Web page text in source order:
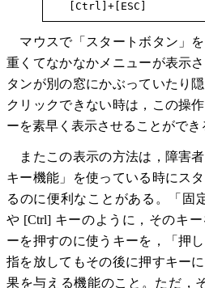
マウスで「スタートボタン」
重くてなかなかメニューが表示
タンが別の窓にかぶっていたり
クリックできない時は，この操
ーを素早く表示させることができ
またこの表示の方法は，障害
キー機能」を使っている時にス
るのに便利なことがある。「固
や [Ctrl] キーのように，そのキ
ーを押すのに使うキーを，「押
指を放してもその後に押すキー
果を与える機能のこと。ただ，